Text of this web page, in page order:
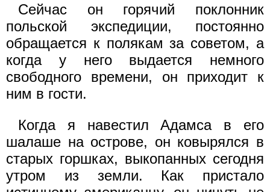
Сейчас он горячий поклонник
польской экспедиции, постоянно
обращается к полякам за советом, а
когда у него выдается немного
свободного времени, он приходит к
ним в гости.
Когда я навестил Адамса в его
шалаше на острове, он ковырялся в
старых горшках, выкопанных сегодня
утром из земли. Как пристало